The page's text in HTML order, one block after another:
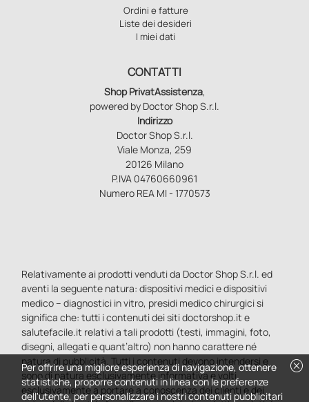
Ordini e fatture
Liste dei desideri
I miei dati
CONTATTI
Shop PrivatAssistenza,
powered by Doctor Shop S.r.l.
Indirizzo
Doctor Shop S.r.l.
Viale Monza, 259
20126 Milano
P.IVA 04760660961
Numero REA MI - 1770573
Relativamente ai prodotti venduti da Doctor Shop S.r.l. ed
aventi la seguente natura: dispositivi medici e dispositivi
medico – diagnostici in vitro, presidi medico chirurgici si
significa che: tutti i contenuti dei siti doctorshop.it e
salutefacile.it relativi a tali prodotti (testi, immagini, foto,
disegni, allegati e quant’altro) non hanno carattere né
natura di pubblicità. Tutti i contenuti devono intendersi e
sono di natura esclusivamente informativa e volti
esclusivamente a portare a conoscenza dei clienti e dei
cancel
Per offrire una migliore esperienza di navigazione, ottenere
statistiche, proporre contenuti in linea con le preferenze
dell'utente, per personalizzare i nostri contenuti pubblicitari